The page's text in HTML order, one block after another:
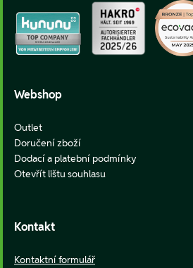
Webshop
Outlet
Doručení zboží
Dodací a platební podmínky
Otevřít lištu souhlasu
Kontakt
Kontaktní formulář